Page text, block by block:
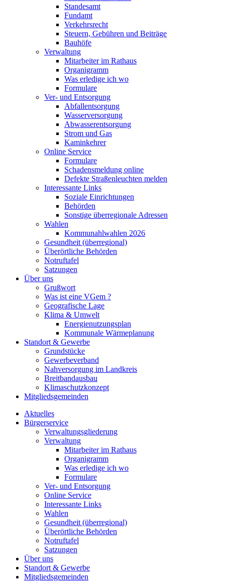
Standesamt
Fundamt
Verkehrsrecht
Steuern, Gebühren und Beiträge
Bauhöfe
Verwaltung
Mitarbeiter im Rathaus
Organigramm
Was erledige ich wo
Formulare
Ver- und Entsorgung
Abfallentsorgung
Wasserversorgung
Abwasserentsorgung
Strom und Gas
Kaminkehrer
Online Service
Formulare
Schadensmeldung online
Defekte Straßenleuchten melden
Interessante Links
Soziale Einrichtungen
Behörden
Sonstige überregionale Adressen
Wahlen
Kommunahlwahlen 2026
Gesundheit (überregional)
Überörtliche Behörden
Notruftafel
Satzungen
Über uns
Grußwort
Was ist eine VGem ?
Geografische Lage
Klima & Umwelt
Energienutzungsplan
Kommunale Wärmeplanung
Standort & Gewerbe
Grundstücke
Gewerbeverband
Nahversorgung im Landkreis
Breitbandausbau
Klimaschutzkonzept
Mitgliedsgemeinden
Aktuelles
Bürgerservice
Verwaltungsgliederung
Verwaltung
Mitarbeiter im Rathaus
Organigramm
Was erledige ich wo
Formulare
Ver- und Entsorgung
Online Service
Interessante Links
Wahlen
Gesundheit (überregional)
Überörtliche Behörden
Notruftafel
Satzungen
Über uns
Standort & Gewerbe
Mitgliedsgemeinden